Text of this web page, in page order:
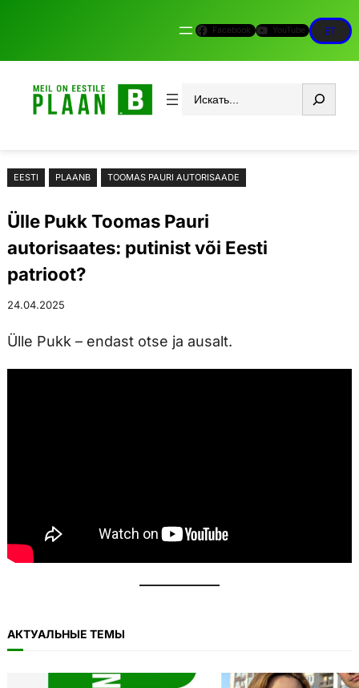
juurde
Facebook YouTube ET
Otsi
EESTI PLAANB TOOMAS PAURI AUTORISAADE
Ülle Pukk Toomas Pauri
autorisaates: putinist või Eesti
patrioot?
24.04.2025
Ülle Pukk – endast otse ja ausalt.
АКТУАЛЬНЫЕ ТЕМЫ
11.11: Пикет на Тоомпеа